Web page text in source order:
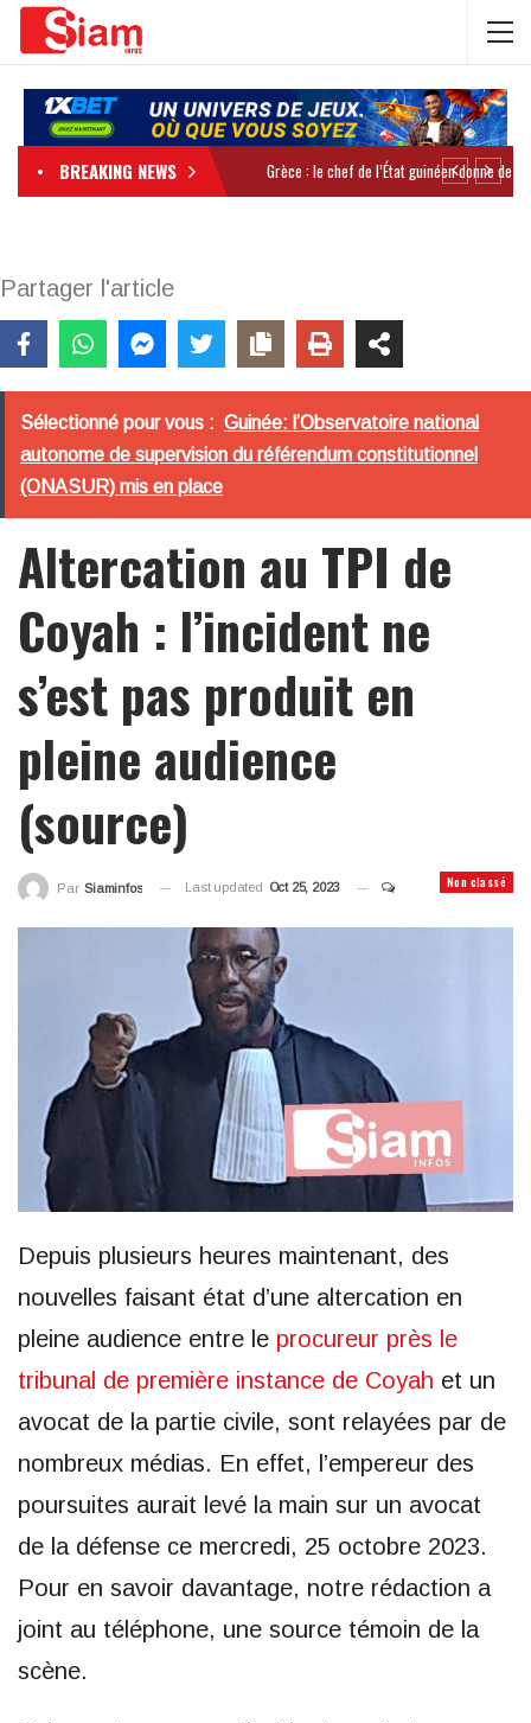
BREAKING NEWS
Partager l'article
Sélectionné pour vous : Guinée: l’Observatoire national
autonome de supervision du référendum constitutionnel
(ONASUR) mis en place
Altercation au TPI de
Coyah : l’incident ne
s’est pas produit en
pleine audience
(source)
Non classé
Par Siaminfos Last updated Oct 25, 2023
Depuis plusieurs heures maintenant, des
nouvelles faisant état d’une altercation en
pleine audience entre le procureur près le
tribunal de première instance de Coyah et un
avocat de la partie civile, sont relayées par de
nombreux médias. En effet, l’empereur des
poursuites aurait levé la main sur un avocat
de la défense ce mercredi, 25 octobre 2023.
Pour en savoir davantage, notre rédaction a
joint au téléphone, une source témoin de la
scène.